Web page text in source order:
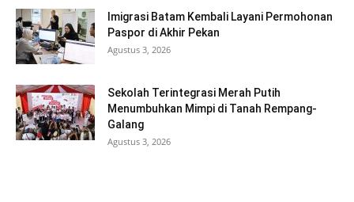
Imigrasi Batam Kembali Layani Permohonan
Paspor di Akhir Pekan
Agustus 3, 2026
Sekolah Terintegrasi Merah Putih
Menumbuhkan Mimpi di Tanah Rempang-
Galang
Agustus 3, 2026